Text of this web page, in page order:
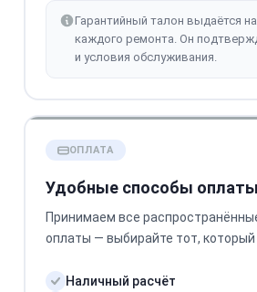
Гарантийный талон выдаётся
каждого ремонта. Он
и условия обслуживания.
ОПЛАТА
Удобные способы оплаты
Принимаем все
оплаты — выбирайте тот, который
Наличный расчёт